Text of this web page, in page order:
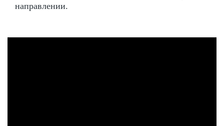
направлении.